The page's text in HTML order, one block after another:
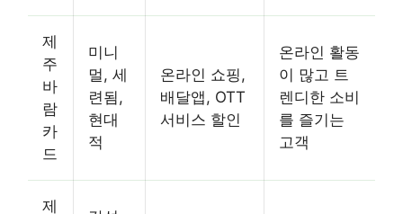
제
주
바
람
카
드
미니
멀, 세
련됨,
현대
적
온라인 쇼핑,
배달앱, OTT
서비스 할인
온라인 활동
이 많고 트
렌디한 소비
를 즐기는
고객
제